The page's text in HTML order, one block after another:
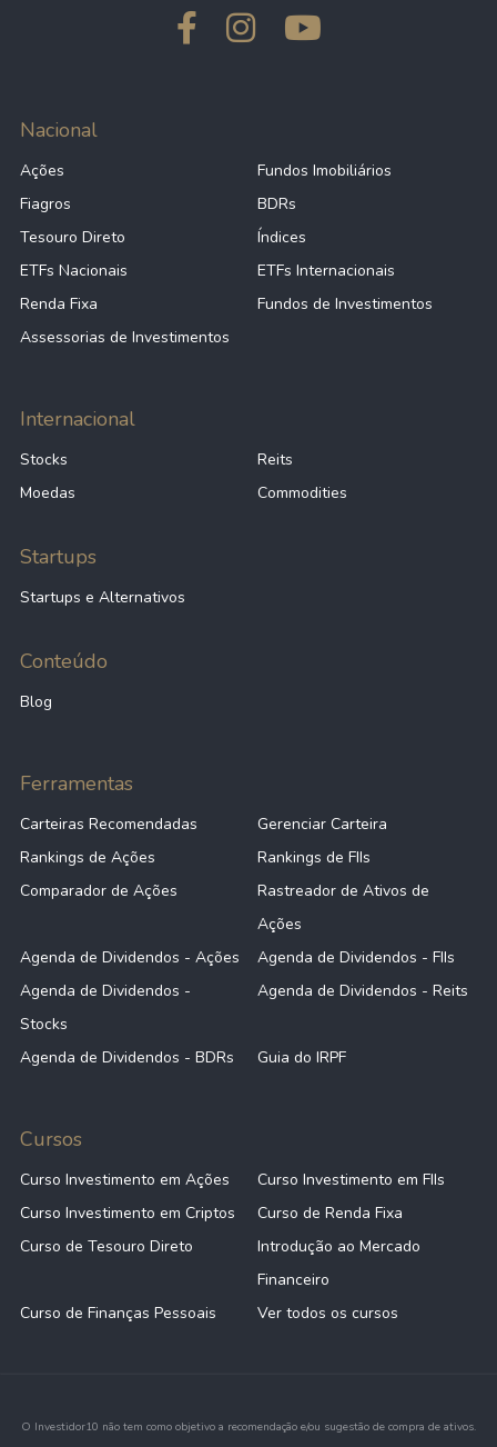
Nacional
Ações
Fundos Imobiliários
Fiagros
BDRs
Tesouro Direto
Índices
ETFs Nacionais
ETFs Internacionais
Renda Fixa
Fundos de Investimentos
Assessorias de Investimentos
Internacional
Stocks
Reits
Moedas
Commodities
Startups
Startups e Alternativos
Conteúdo
Blog
Ferramentas
Carteiras Recomendadas
Gerenciar Carteira
Rankings de Ações
Rankings de FIIs
Comparador de Ações
Rastreador de Ativos de
Ações
Agenda de Dividendos - Ações
Agenda de Dividendos - FIIs
Agenda de Dividendos -
Stocks
Agenda de Dividendos - Reits
Agenda de Dividendos - BDRs Guia do IRPF
Cursos
Curso Investimento em Ações
Curso Investimento em FIIs
Curso Investimento em Criptos
Curso de Renda Fixa
Curso de Tesouro Direto
Introdução ao Mercado
Financeiro
Curso de Finanças Pessoais
Ver todos os cursos
O Investidor10 não tem como objetivo a recomendação e/ou sugestão de compra de ativos.